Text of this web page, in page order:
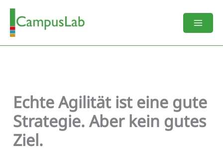
Zum
Inhalt
springen
Echte Agilität ist eine gute
Strategie. Aber kein gutes
Ziel.